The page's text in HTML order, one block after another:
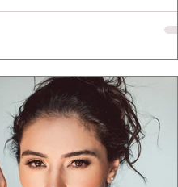
e influenciadora Juliana
o de que moda
volumes
aparente típico da
paulistana em peças de vestir,